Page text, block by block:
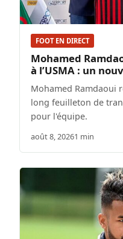
FOOT EN DIRECT
Mohamed
à l’USMA : un
Mohamed Ramdaoui
long feuilleton de
pour l'équipe.
août 8, 20261 min